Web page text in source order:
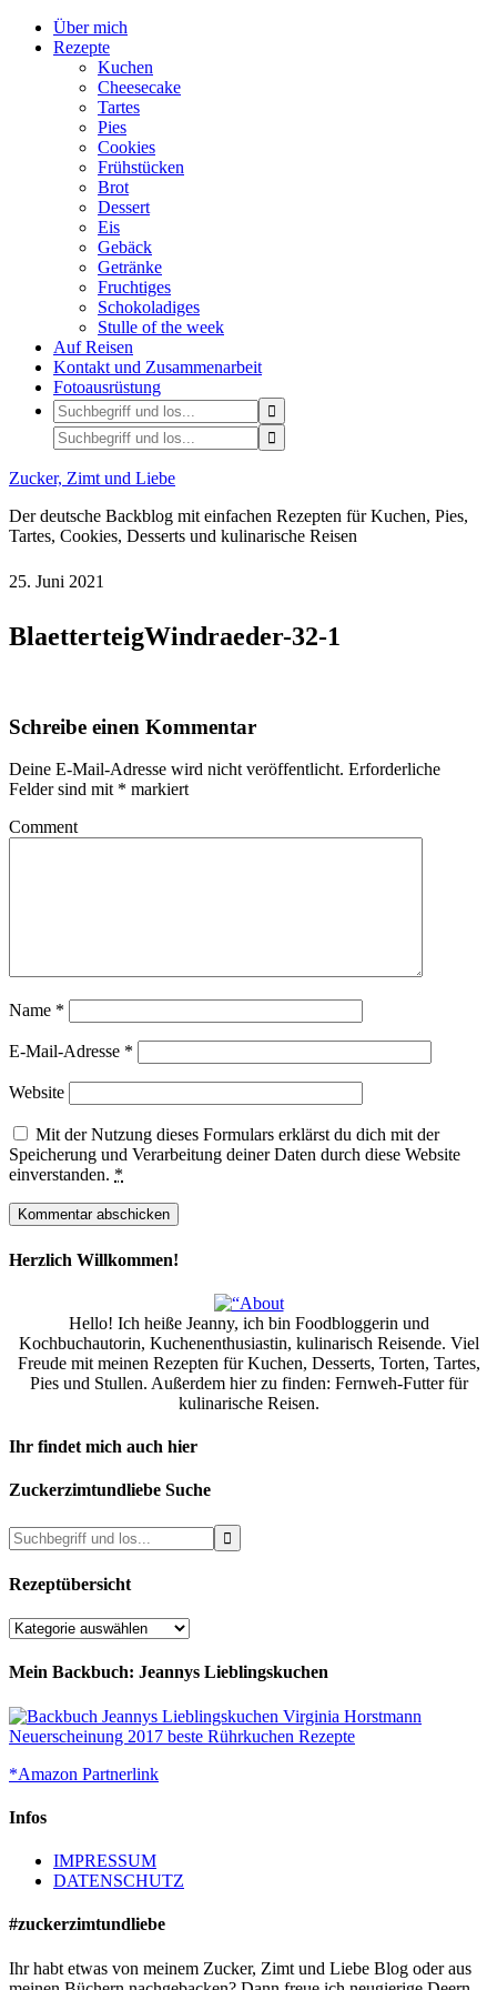
Über mich
Rezepte
Kuchen
Cheesecake
Tartes
Pies
Cookies
Frühstücken
Brot
Dessert
Eis
Gebäck
Getränke
Fruchtiges
Schokoladiges
Stulle of the week
Auf Reisen
Kontakt und Zusammenarbeit
Fotoausrüstung
Zucker, Zimt und Liebe
Der deutsche Backblog mit einfachen Rezepten für Kuchen, Pies,
Tartes, Cookies, Desserts und kulinarische Reisen
25. Juni 2021
BlaetterteigWindraeder-32-1
Schreibe einen Kommentar
Deine E-Mail-Adresse wird nicht veröffentlicht. Erforderliche
Felder sind mit * markiert
Comment
Name *
E-Mail-Adresse *
Website
Mit der Nutzung dieses Formulars erklärst du dich mit der
Speicherung und Verarbeitung deiner Daten durch diese Website
einverstanden. *
Herzlich Willkommen!
Hello! Ich heiße Jeanny, ich bin Foodbloggerin und
Kochbuchautorin, Kuchenenthusiastin, kulinarisch Reisende. Viel
Freude mit meinen Rezepten für Kuchen, Desserts, Torten, Tartes,
Pies und Stullen. Außerdem hier zu finden: Fernweh-Futter für
kulinarische Reisen.
Ihr findet mich auch hier
Zuckerzimtundliebe Suche
Rezeptübersicht
Rezeptübersicht
Mein Backbuch: Jeannys Lieblingskuchen
*Amazon Partnerlink
Infos
IMPRESSUM
DATENSCHUTZ
#zuckerzimtundliebe
Ihr habt etwas von meinem Zucker, Zimt und Liebe Blog oder aus